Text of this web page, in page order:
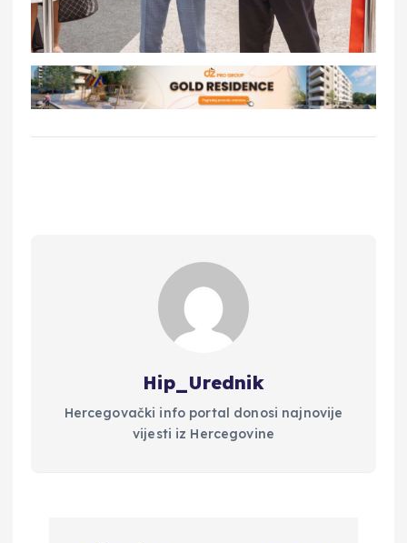
Hip_Urednik
Hercegovački info portal donosi najnovije
vijesti iz Hercegovine